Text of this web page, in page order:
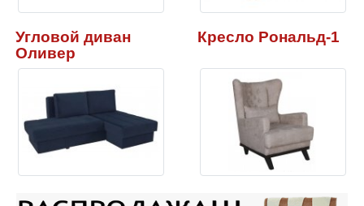
Угловой диван
Оливер
Кресло Рональд-1